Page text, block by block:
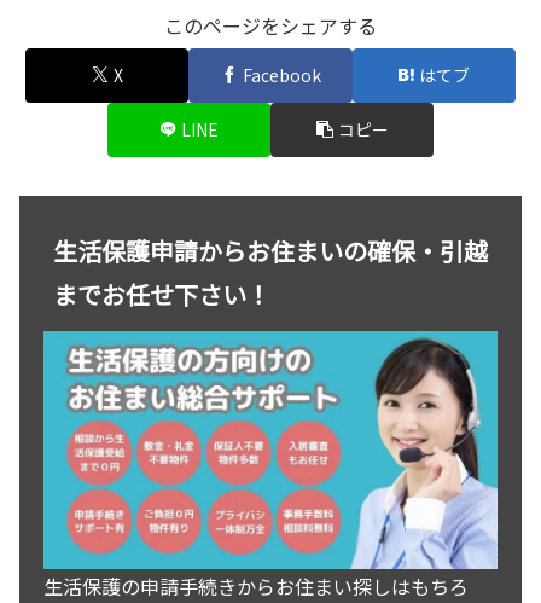
このページをシェアする
X Facebook はてブ
LINE コピー
生活保護申請からお住まいの確保・引越
までお任せ下さい！
生活保護の申請手続きからお住まい探しはもちろ